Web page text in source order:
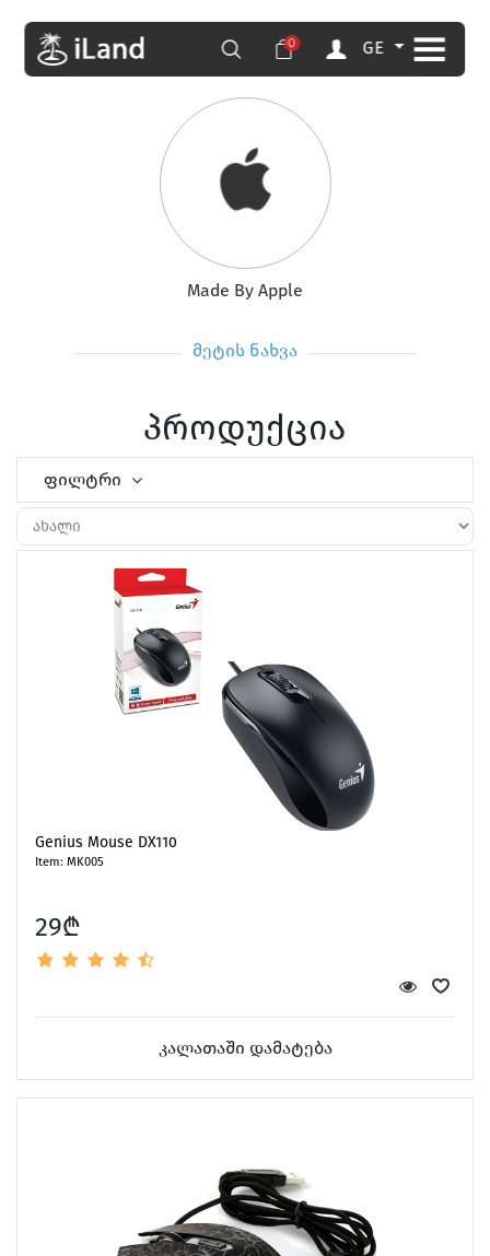
0 GE
Made By Apple
Chargers & Cables
Headphones
მეტის ნახვა
პროდუქცია
ფილტრი
Genius Mouse DX110
Item: MK005
29₾
კალათაში დამატება